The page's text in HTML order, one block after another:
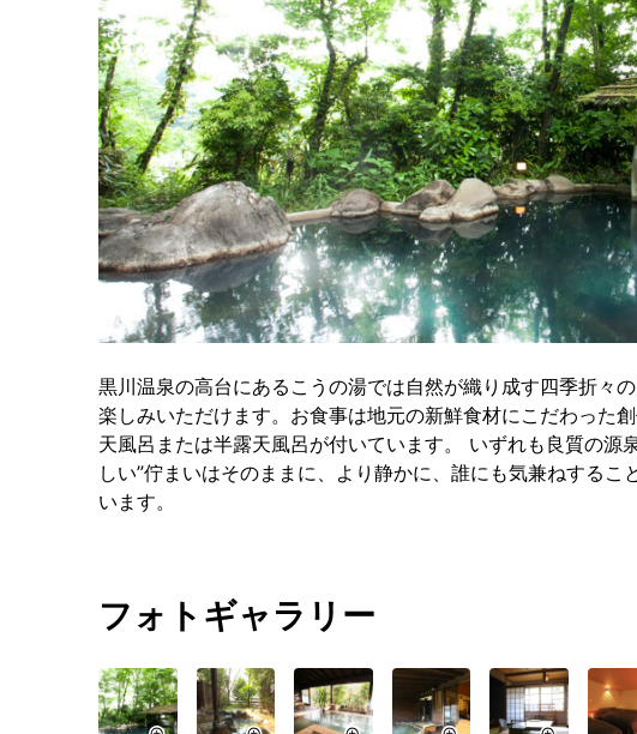
黒川温泉の高台にあるこうの湯では自然が織り成す四季折々
楽しみいただけます。お食事は地元の新鮮食材にこだわった
天風呂または半露天風呂が付いています。 いずれも良質の源
しい”佇まいはそのままに、より静かに、誰にも気兼ねする
います。
フォトギャラリー